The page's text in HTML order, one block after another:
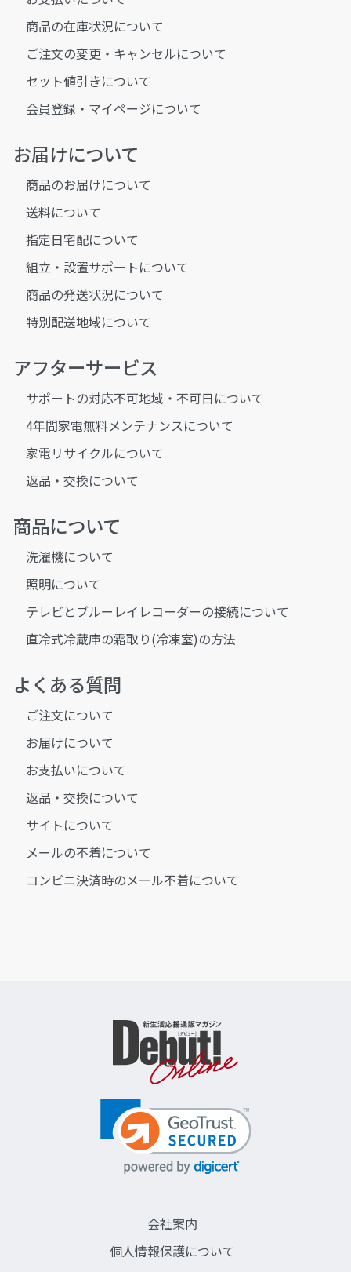
商品の在庫状況について
ご注文の変更・キャンセルについて
セット値引きについて
会員登録・マイページについて
お届けについて
商品のお届けについて
送料について
指定日宅配について
組立・設置サポートについて
商品の発送状況について
特別配送地域について
アフターサービス
サポートの対応不可地域・不可日について
4年間家電無料メンテナンスについて
家電リサイクルについて
返品・交換について
商品について
洗濯機について
照明について
テレビとブルーレイレコーダーの接続について
直冷式冷蔵庫の霜取り(冷凍室)の方法
よくある質問
ご注文について
お届けについて
お支払いについて
返品・交換について
サイトについて
メールの不着について
コンビニ決済時のメール不着について
会社案内
個人情報保護について